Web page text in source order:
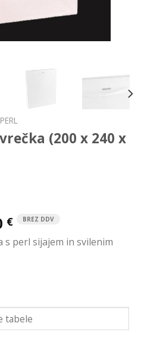
(200 x 240 x
€ BREZ DDV
perl sijajem in svilenim